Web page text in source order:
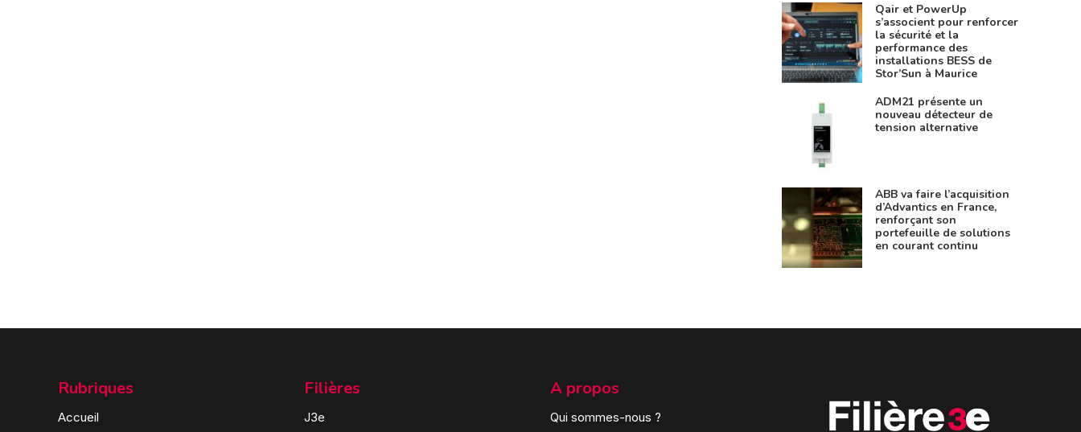
Qair et PowerUp
s’associent pour renforcer
la sécurité et la
performance des
installations BESS de
Stor’Sun à Maurice
ADM21 présente un
nouveau détecteur de
tension alternative
ABB va faire l’acquisition
d’Advantics en France,
renforçant son
portefeuille de solutions
en courant continu
Rubriques
Accueil
Filières
J3e
A propos
Qui sommes-nous ?